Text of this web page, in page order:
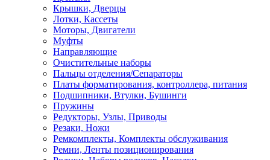
Крышки, Дверцы
Лотки, Кассеты
Моторы, Двигатели
Муфты
Направляющие
Очистительные наборы
Пальцы отделения/Сепараторы
Платы форматирования, контроллера, питания
Подшипники, Втулки, Бушинги
Пружины
Редукторы, Узлы, Приводы
Резаки, Ножи
Ремкомплекты, Комплекты обслуживания
Ремни, Ленты позиционирования